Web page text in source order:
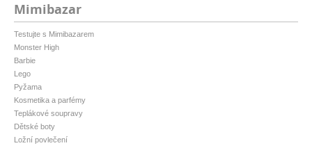
Mimibazar
Testujte s Mimibazarem
Monster High
Barbie
Lego
Pyžama
Kosmetika a parfémy
Teplákové soupravy
Dětské boty
Ložní povlečení